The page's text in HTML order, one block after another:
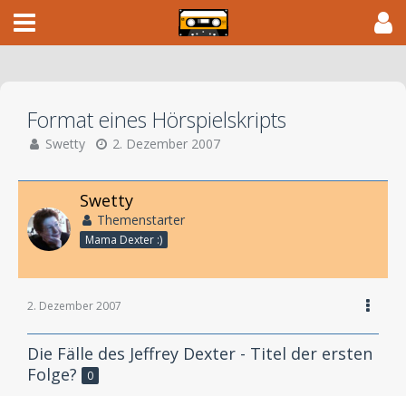
Format eines Hörspielskripts
Swetty 2. Dezember 2007
Swetty
Themenstarter
Mama Dexter :)
2. Dezember 2007
Die Fälle des Jeffrey Dexter - Titel der ersten
Folge?
0